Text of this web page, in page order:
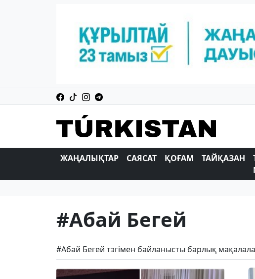
ЖАҢАЛЫҚТАР САЯСАТ ҚОҒАМ ТАЙҚАЗАН
#Абай Бегей
#Абай Бегей тэгімен байланысты барлық